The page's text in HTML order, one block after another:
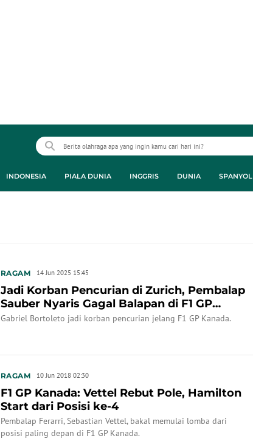
INDONESIA PIALA DUNIA INGGRIS DUNIA SPANYOL
RAGAM 14 Jun 2025 15:45
Jadi Korban Pencurian di Zurich, Pembalap
Sauber Nyaris Gagal Balapan di F1 GP
Kanada
Gabriel Bortoleto jadi korban pencurian jelang F1 GP Kanada.
RAGAM 10 Jun 2018 02:30
F1 GP Kanada: Vettel Rebut Pole, Hamilton
Start dari Posisi ke-4
Pembalap Ferarri, Sebastian Vettel, bakal memulai lomba dari
posisi paling depan di F1 GP Kanada.